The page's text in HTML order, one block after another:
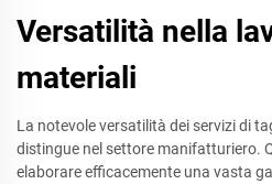
Versatilità nella
materiali
La notevole versatilità dei servizi di
distingue nel settore manifatturiero.
elaborare efficacemente una vasta